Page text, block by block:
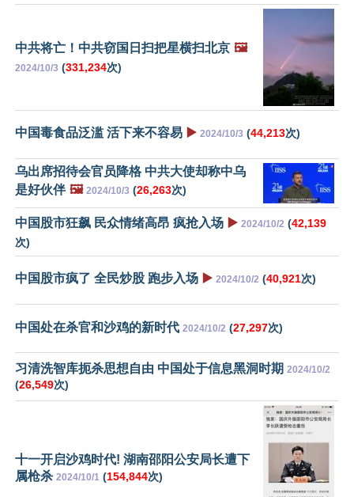
中共将亡！中共窃国日扫把星横扫北京 🖼️
2024/10/3 (331,234次)
中国毒食品泛滥 活下来不容易 ▶️ 2024/10/3 (44,213次)
乌出席招待会官员降格 中共大使却称中乌
是好伙伴 🖼️ 2024/10/3 (26,263次)
中国股市狂飙 民众情绪高昂 疯抢入场 ▶️ 2024/10/2 (42,139
次)
中国股市疯了 全民炒股 跑步入场 ▶️ 2024/10/2 (40,921次)
中国处在杀官和沙鸡的新时代 2024/10/2 (27,297次)
习清洗智库扼杀思想自由 中国处于信息黑洞时期 2024/10/2
(26,549次)
十一开启沙鸡时代! 湖南邵阳公安局长遭下
属枪杀 2024/10/1 (154,844次)